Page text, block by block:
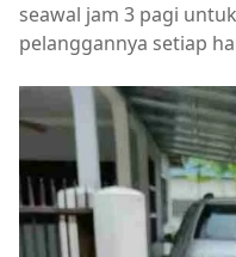
seawal jam 3 pagi
pelanggannya setiap